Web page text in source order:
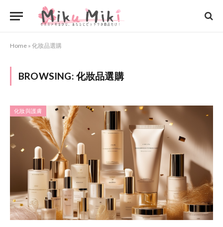
Home » 化妝品選購
BROWSING: 化妝品選購
化妝與護膚